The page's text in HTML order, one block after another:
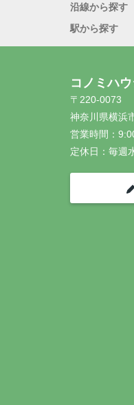
沿線から探す
駅から探す
コノミハ
〒220-0073
神奈川県横浜
営業時間：
定休日： 毎週